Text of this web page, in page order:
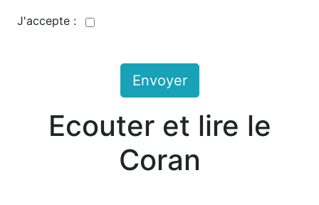
J'accepte :
Envoyer
Ecouter et lire le
Coran